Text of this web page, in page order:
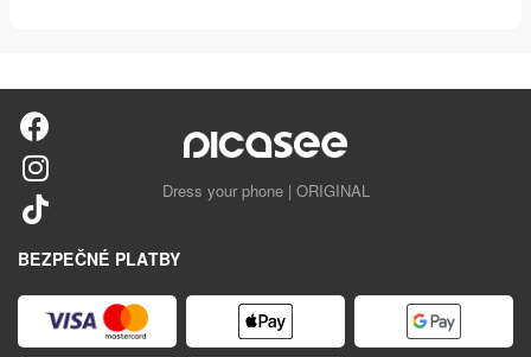
Dress your phone | ORIGINAL
BEZPEČNÉ PLATBY